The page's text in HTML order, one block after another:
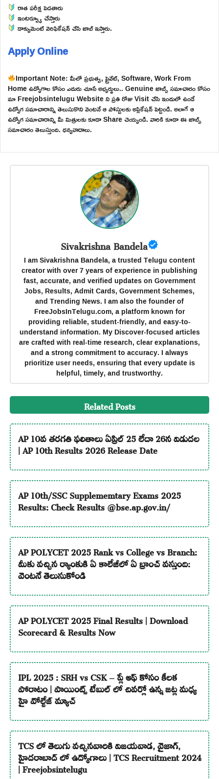
రాత పరీక్ష పెడతారు
ఇంటర్వ్యూ చేస్తారు
డాక్యుమెంట్ వెరిఫికేషన్ చేసి జాబ్ ఇస్తారు.
Apply Online
Important Note: మీలో ప్రభుత్వ, ప్రైవేట్, Software, Work From
Home ఉద్యోగాల కోసం ఎదురు చూసే అభ్యర్థులు.. Genuine జాబ్స్ సమాచారం కోసం
మా Freejobsintelugu Website ని ప్రతి రోజు Visit చేసి ఇందులో ఉండే
ఉద్యోగ సమాచారాన్ని తెలుసుకొని వెంటనే ఆ పోస్టులకు అప్లికేషన్ పెట్టండి. అలాగే ఆ
ఉద్యోగ సమాచారాన్ని మీ మిత్రులకు కూడా Share చెయ్యండి. వారికి కూడా ఈ జాబ్స్
సమాచారం తెలుస్తుంది. ధన్యవాదాలు.
Sivakrishna Bandela
I am Sivakrishna Bandela, a trusted Telugu content
creator with over 7 years of experience in publishing
fast, accurate, and verified updates on Government
Jobs, Results, Admit Cards, Government Schemes,
and Trending News. I am also the founder of
FreeJobsInTelugu.com, a platform known for
providing reliable, student-friendly, and easy-to-
understand information. My Discover-focused articles
are crafted with real-time research, clear explanations,
and a strong commitment to accuracy. I always
prioritize user needs, ensuring that every update is
helpful, timely, and trustworthy.
Related Posts
AP 10వ తరగతి ఫలితాలు ఏప్రిల్ 25 లేదా 26న విడుదల
| AP 10th Results 2026 Release Date
AP 10th/SSC Supplememtary Exams 2025
Results: Check Results @bse.ap.gov.in/
AP POLYCET 2025 Rank vs College vs Branch:
మీకు వచ్చిన ర్యాంకుకి ఏ కాలేజీలో ఏ బ్రాంచ్ వస్తుంది:
వెంటనే తెలుసుకోండి
AP POLYCET 2025 Final Results | Download
Scorecard & Results Now
IPL 2025 : SRH vs CSK – ప్లే ఆఫ్ కోసం కీలక
పోరాటం | పాయింట్స్ టేబుల్ లో చివర్లో ఉన్న జట్ల మధ్య
హై వోల్టేజ్ మ్యాచ్
TCS లో తెలుగు వచ్చినవారికి విజయవాడ, వైజాగ్,
హైదరాబాద్ లో ఉద్యోగాలు | TCS Recruitment 2024
| Freejobsintelugu